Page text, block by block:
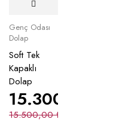
Genç Odası
Dolap
Soft Tek
Kapaklı
Dolap
15.500,00₺
15.300,00